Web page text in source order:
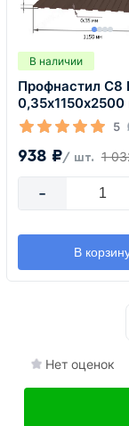
В наличии
Профнастил С8
5
938 ₽/ шт. 1
-
В
Нет оценок